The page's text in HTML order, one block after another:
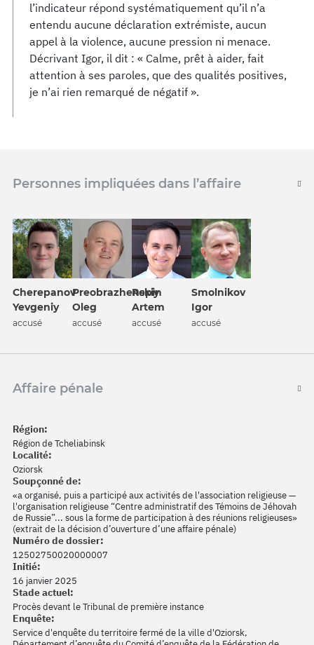
l’indicateur répond systématiquement qu’il n’a
entendu aucune déclaration extrémiste, aucun
appel à la violence, aucune pression ni menace.
Décrivant Igor, il dit : « Calme, prêt à aider, fait
attention à ses paroles, que des qualités positives,
je n’ai rien remarqué de négatif ».
Personnes impliquées dans l’affaire
Cherepanov
Yevgeniy
accusé
Preobrazhenskiy
Oleg
accusé
Repin
Artem
accusé
Smolnikov
Igor
accusé
Affaire pénale
Région:
Région de Tcheliabinsk
Localité:
Oziorsk
Soupçonné de:
«a organisé, puis a participé aux activités de l'association religieuse —
l'organisation religieuse “Centre administratif des Témoins de Jéhovah
de Russie”... sous la forme de participation à des réunions religieuses»
(extrait de la décision d’ouverture d’une affaire pénale)
Numéro de dossier:
12502750020000007
Initié:
16 janvier 2025
Stade actuel:
Procès devant le Tribunal de première instance
Enquête:
Service d'enquête du territoire fermé de la ville d'Oziorsk,